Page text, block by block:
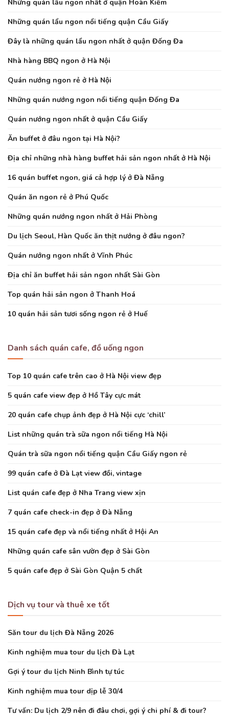
Những quán lẩu ngon nhất ở quận Hoàn Kiếm
Những quán lẩu ngon nổi tiếng quận Cầu Giấy
Đây là những quán lẩu ngon nhất ở quận Đống Đa
Nhà hàng BBQ ngon ở Hà Nội
Quán nướng ngon rẻ ở Hà Nội
Những quán nướng ngon nổi tiếng quận Đống Đa
Quán nướng ngon nhất ở quận Cầu Giấy
Ăn buffet ở đâu ngon tại Hà Nội?
Địa chỉ những nhà hàng buffet hải sản ngon nhất ở Hà Nội
16 quán buffet ngon, giá cả hợp lý ở Đà Nẵng
Quán ăn ngon rẻ ở Phú Quốc
Những quán nướng ngon nhất ở Hải Phòng
Du lịch Seoul, Hàn Quốc ăn thịt nướng ở đâu ngon?
Quán nướng ngon nhất ở Vĩnh Phúc
Địa chỉ ăn buffet hải sản ngon nhất Sài Gòn
Top quán hải sản ngon ở Thanh Hoá
10 quán hải sản tươi sống ngon rẻ ở Huế
Danh sách quán cafe, đồ uống ngon
Top 10 quán cafe trên cao ở Hà Nội view đẹp
5 quán cafe view đẹp ở Hồ Tây cực mát
20 quán cafe chụp ảnh đẹp ở Hà Nội cực ‘chill’
List những quán trà sữa ngon nổi tiếng Hà Nội
Quán trà sữa ngon nổi tiếng quận Cầu Giấy ngon rẻ
99 quán cafe ở Đà Lạt view đồi, vintage
List quán cafe đẹp ở Nha Trang view xịn
7 quán cafe check-in đẹp ở Đà Nẵng
15 quán cafe đẹp và nổi tiếng nhất ở Hội An
Những quán cafe sân vườn đẹp ở Sài Gòn
5 quán cafe đẹp ở Sài Gòn Quận 5 chất
Dịch vụ tour và thuê xe tốt
Săn tour du lịch Đà Nẵng 2026
Kinh nghiệm mua tour du lịch Đà Lạt
Gợi ý tour du lịch Ninh Bình tự túc
Kinh nghiệm mua tour dịp lễ 30/4
Tư vấn: Du lịch 2/9 nên đi đâu chơi, gợi ý chi phí & đi tour?